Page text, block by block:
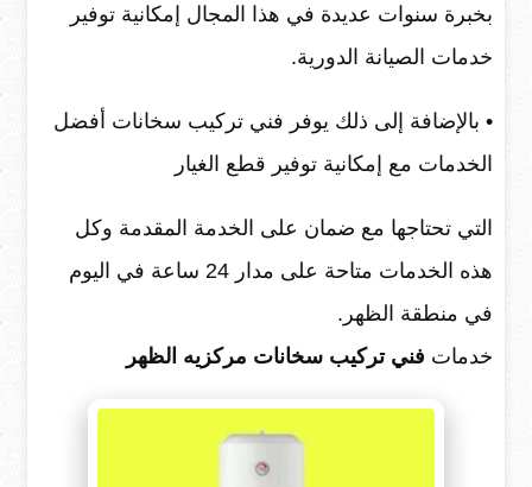
بخبرة سنوات عديدة في هذا المجال إمكانية توفير
خدمات الصيانة الدورية.
• بالإضافة إلى ذلك يوفر فني تركيب سخانات أفضل
الخدمات مع إمكانية توفير قطع الغيار
التي تحتاجها مع ضمان على الخدمة المقدمة وكل
هذه الخدمات متاحة على مدار 24 ساعة في اليوم
في منطقة الظهر.
خدمات فني تركيب سخانات مركزيه الظهر